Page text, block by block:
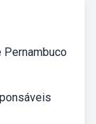
Pernambuco